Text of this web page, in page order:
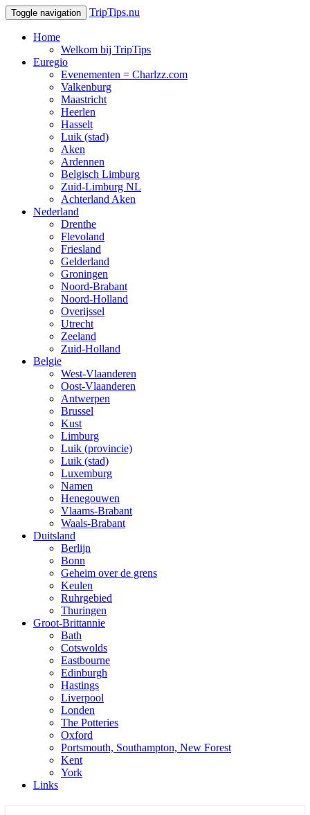
Toggle navigation TripTips.nu
Home
Welkom bij TripTips
Euregio
Evenementen = Charlzz.com
Valkenburg
Maastricht
Heerlen
Hasselt
Luik (stad)
Aken
Ardennen
Belgisch Limburg
Zuid-Limburg NL
Achterland Aken
Nederland
Drenthe
Flevoland
Friesland
Gelderland
Groningen
Noord-Brabant
Noord-Holland
Overijssel
Utrecht
Zeeland
Zuid-Holland
Belgie
West-Vlaanderen
Oost-Vlaanderen
Antwerpen
Brussel
Kust
Limburg
Luik (provincie)
Luik (stad)
Luxemburg
Namen
Henegouwen
Vlaams-Brabant
Waals-Brabant
Duitsland
Berlijn
Bonn
Geheim over de grens
Keulen
Ruhrgebied
Thuringen
Groot-Brittannie
Bath
Cotswolds
Eastbourne
Edinburgh
Hastings
Liverpool
Londen
The Potteries
Oxford
Portsmouth, Southampton, New Forest
Kent
York
Links